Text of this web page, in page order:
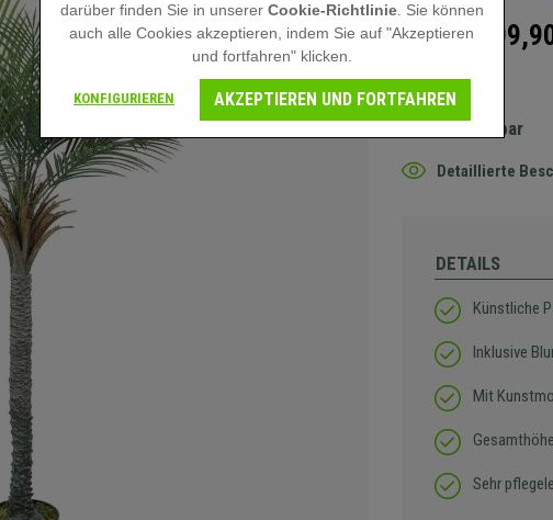
129,90 €
Nicht auf Lager
Nicht verfügbar
Detaillierte
DETAILS
Künstliche
Inklusive
Mit
Sehr
darüber finden Sie in unserer Cookie-Richtlinie. Sie können
auch alle Cookies akzeptieren, indem Sie auf "Akzeptieren
und fortfahren" klicken.
KONFIGURIEREN AKZEPTIEREN UND FORTFAHREN